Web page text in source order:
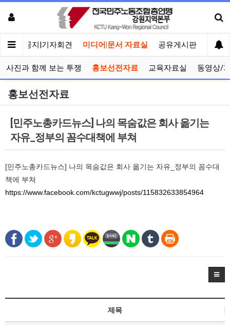
인 공지|기자회견 미디어|문서 자료실 공유게시판 선거
사진과 함께 보는 투쟁 홍보선전자료 교육자료실 동영상/
홍보선전자료
[민주노총카드뉴스] 나의 목숨값은 회사 옮기는
자유_정부의 꼼수대책에 부쳐
[민주노총카드뉴스] 나의 목숨값은 회사 옮기는 자유_정부의 꼼수대
책에 부쳐
https://www.facebook.com/kctugwwj/posts/115832633854964
제목